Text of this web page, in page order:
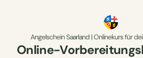
Angelschein Saarland | Onlinekurs für
Online-